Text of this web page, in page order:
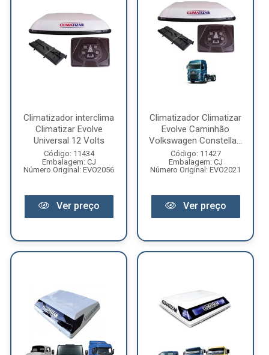
Climatizador interclima
Climatizar Evolve
Universal 12 Volts
Código: 11434
Embalagem: CJ
Número Original: EVO2056
Ver preço
Climatizador Climatizar
Evolve Caminhão
Volkswagen Constella...
Código: 11427
Embalagem: CJ
Número Original: EVO2021
Ver preço